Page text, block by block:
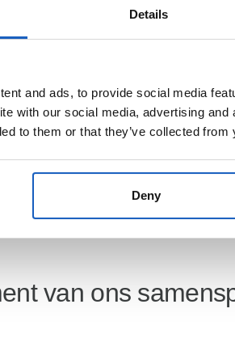
Details
and ads, to provide social media
with our social media, advertising
to them or that they’ve collected
Deny
van ons